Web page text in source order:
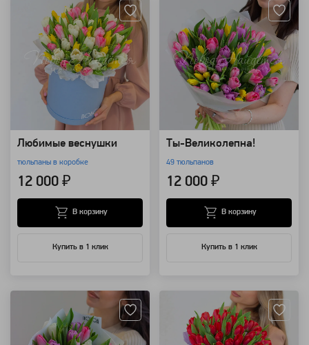
Любимые веснушки
тюльпаны в коробке
12 000 ₽
Купить в 1 клик
В корзину
Ты-Великолепна!
49 тюльпанов
12 000 ₽
Купить в 1 клик
В корзину